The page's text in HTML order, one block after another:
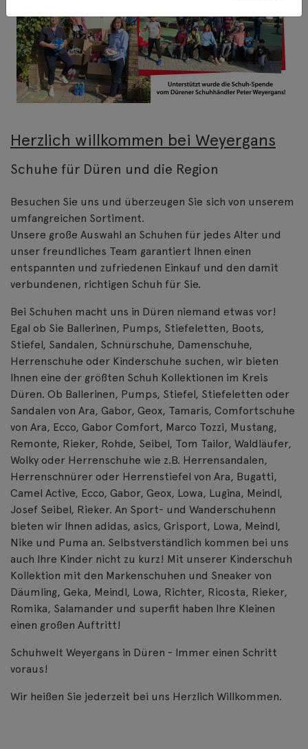
Herzlich willkommen bei Weyergans
Schuhe für Düren und die Region
Besuchen Sie uns und überzeugen Sie sich von unserem
umfangreichen Sortiment.
Unsere große Auswahl an Schuhen für jedes Alter und
unser freundliches Team garantiert Ihnen einen
entspannten und zufriedenen Einkauf und den damit
verbundenen, richtigen Schuh für Sie.
Bei Schuhen macht uns in Düren niemand etwas vor!
Egal ob Sie Ballerinen, Pumps, Stiefeletten, Boots,
Stiefel, Sandalen, Schnürschuhe, Damenschuhe,
Herrenschuhe oder Kinderschuhe suchen, wir bieten
Ihnen eine der größten Schuh Kollektionen im Kreis
Düren. Ob Ballerinen, Pumps, Stiefel, Stiefeletten oder
Sandalen von Ara, Gabor, Geox, Tamaris, Comfortschuhe
von Ara, Ecco, Gabor Comfort, Marco Tozzi, Mustang,
Remonte, Rieker, Rohde, Seibel, Tom Tailor, Waldläufer,
Wolky oder Herrenschuhe wie z.B. Herrensandalen,
Herrenschnürer oder Herrenstiefel von Ara, Bugatti,
Camel Active, Ecco, Gabor, Geox, Lowa, Lugina, Meindl,
Josef Seibel, Rieker. An Sport- und Wanderschuhenn
bieten wir Ihnen adidas, asics, Grisport, Lowa, Meindl,
Nike und Puma an. Selbstverständlich kommen bei uns
auch Ihre Kinder nicht zu kurz! Mit unserer Kinderschuh
Kollektion mit den Markenschuhen und Sneaker von
Däumling, Geka, Meindl, Lowa, Richter, Ricosta, Rieker,
Romika, Salamander und superfit haben Ihre Kleinen
einen großen Auftritt!
Schuhwelt Weyergans in Düren - Immer einen Schritt
voraus!
Wir heißen Sie jederzeit bei uns Herzlich Willkommen.